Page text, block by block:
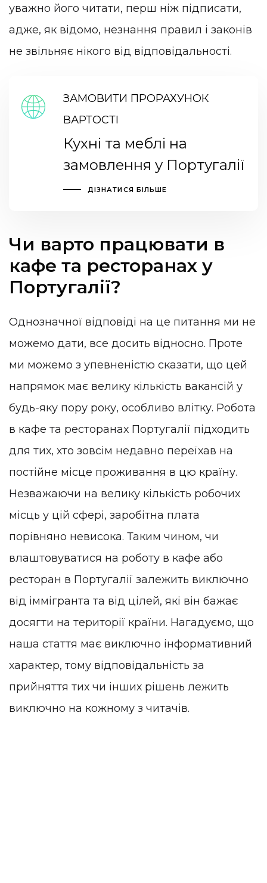
уважно його читати, перш ніж підписати,
адже, як відомо, незнання правил і законів
не звільняє нікого від відповідальності.
ЗАМОВИТИ ПРОРАХУНОК
ВАРТОСТІ
Кухні та меблі на
замовлення у Португалії
ДІЗНАТИСЯ БІЛЬШЕ
Чи варто працювати в
кафе та ресторанах у
Португалії?
Однозначної відповіді на це питання ми не
можемо дати, все досить відносно. Проте
ми можемо з упевненістю сказати, що цей
напрямок має велику кількість вакансій у
будь-яку пору року, особливо влітку. Робота
в кафе та ресторанах Португалії підходить
для тих, хто зовсім недавно переїхав на
постійне місце проживання в цю країну.
Незважаючи на велику кількість робочих
місць у цій сфері, заробітна плата
порівняно невисока. Таким чином, чи
влаштовуватися на роботу в кафе або
ресторан в Португалії залежить виключно
від іммігранта та від цілей, які він бажає
досягти на території країни. Нагадуємо, що
наша стаття має виключно інформативний
характер, тому відповідальність за
прийняття тих чи інших рішень лежить
виключно на кожному з читачів.